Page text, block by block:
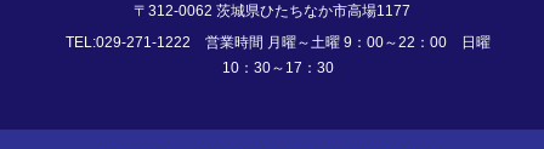
〒312-0062 茨城県ひたちなか市高場1177
TEL:029-271-1222 営業時間 月曜～土曜 9：00～22：00 日曜
10：30～17：30